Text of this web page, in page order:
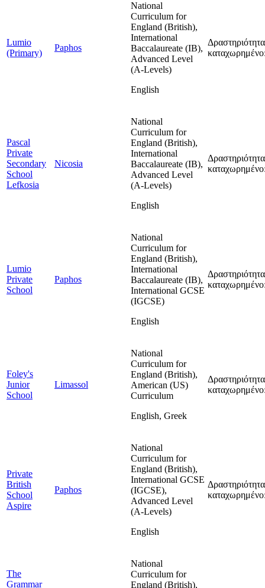
Lumio
(Primary)
Paphos
National
Curriculum for
England (British),
International
Baccalaureate (IB),
Advanced Level
(A-Levels)
English
Δραστηριότητα
Pascal
Private
Secondary
School
Lefkosia
Nicosia
National
Curriculum for
England (British),
International
Baccalaureate (IB),
Advanced Level
(A-Levels)
English
Δραστηριότητα
Lumio
Private
School
Paphos
National
Curriculum for
England (British),
International
Baccalaureate (IB),
International GCSE
(IGCSE)
English
Δραστηριότητα
Foley's
Junior
School
Limassol
National
Curriculum for
England (British),
American (US)
Curriculum
English, Greek
Δραστηριότητα
Private
British
School
Aspire
Paphos
National
Curriculum for
England (British),
International GCSE
(IGCSE),
Advanced Level
(A-Levels)
English
Δραστηριότητα
The
Grammar
National
Curriculum for
England (British),